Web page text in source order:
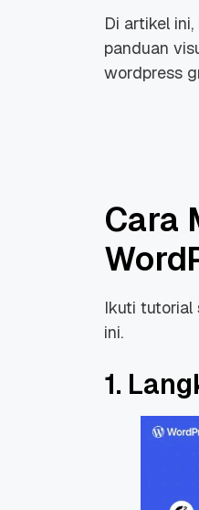
Di artikel
panduan
wordpress
Cara
Ikuti tutorial
ini.
1.